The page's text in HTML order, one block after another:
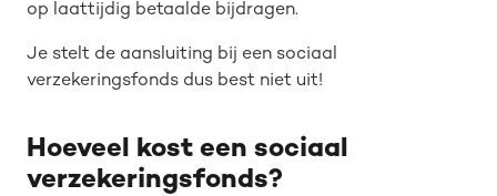
op laattijdig betaalde bijdragen.
Je stelt de aansluiting bij een sociaal
verzekeringsfonds dus best niet uit!
Hoeveel kost een sociaal
verzekeringsfonds?